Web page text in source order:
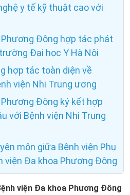
y tế kỹ thuật cao với
Đông hợp tác phát
Đại học Y Hà Nội
hợp tác toàn diện về
viện Nhi Trung ương
Đông ký kết hợp
với Bệnh viện Nhi Trung
môn giữa Bệnh viện Phụ
viện Đa khoa Phương Đông
viện Đa khoa Phương Đông